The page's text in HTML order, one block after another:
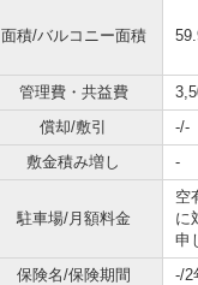
面積/バルコニー面積
管理費・共益費
償却/敷引
-/-
敷金積み増し -
駐車場/月額料金
空
に
申
保険名/保険期間
-/2